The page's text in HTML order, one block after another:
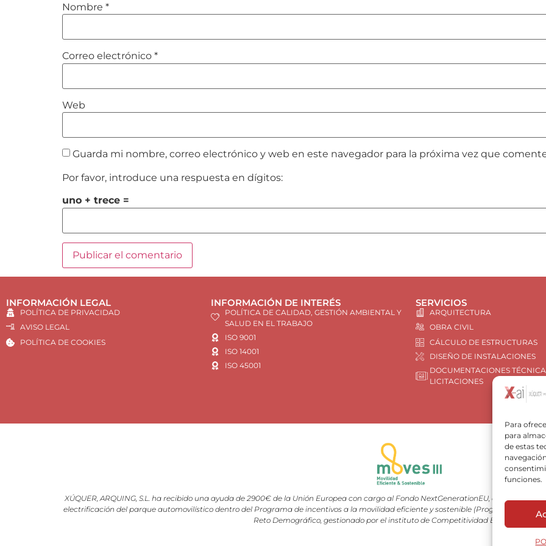
Para
para
de estas
funciones.
Nombre *
Correo electrónico *
Web
Guarda mi nombre, correo electrónico y web en este navegador para la próxima vez que
Por favor, introduce una respuesta en dígitos:
uno + trece =
INFORMACIÓN LEGAL
POLÍTICA DE PRIVACIDAD
AVISO LEGAL
POLÍTICA DE COOKIES
INFORMACIÓN DE INTERÉS
POLÍTICA DE CALIDAD, GESTIÓN AMBIENTAL Y
SALUD EN EL TRABAJO
ISO 9001
ISO 14001
ISO 45001
SERVICIOS
ARQUITECTURA
OBRA CIVIL
CÁLCULO DE ESTRUCTURAS
DISEÑO DE INSTALACIONES
DOCUMENTACIONES
LICITACIONES
XÚQUER, ARQUING, S.L. ha recibido una ayuda de 2900€ de la Unión Europea con cargo al Fondo NextGenerationEU, en el marco
electrificación del parque automovilístico dentro del Programa de incentivos a la movilidad eficiente y sostenible (Programa
Reto Demográfico, gestionado por el instituto de Competitividad Empresarial